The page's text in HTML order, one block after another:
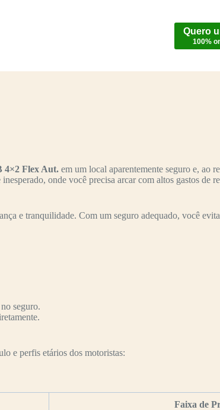
Quero
100%
4×2 Flex Aut. em um local aparentemente seguro e, ao
onde você precisa arcar com altos gastos de
e tranquilidade. Com um seguro adequado, você
seguro.
e perfis etários dos motoristas:
Faixa de